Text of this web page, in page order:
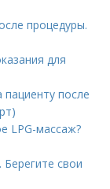
процедуры.
для
после
LPG-массаж?
свои